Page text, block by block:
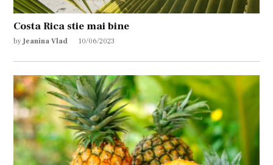
Costa Rica stie mai bine
by Jeanina Vlad 10/06/2023